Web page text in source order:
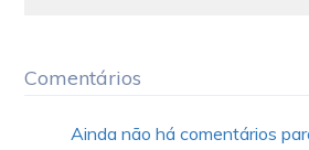
Comentários
Ainda não há comentários